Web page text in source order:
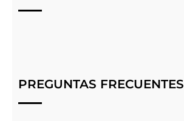
PREGUNTAS FRECUENTES